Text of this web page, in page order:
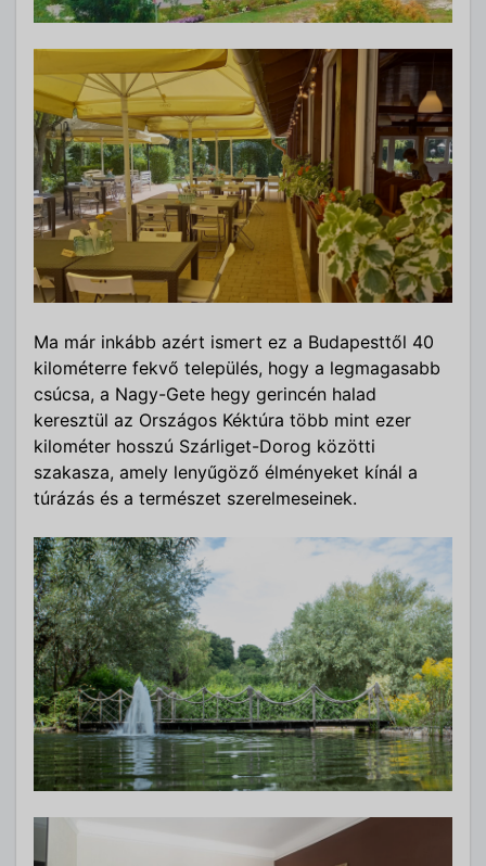
Ma már inkább azért ismert ez a Budapesttől 40
kilométerre fekvő település, hogy a legmagasabb
csúcsa, a Nagy-Gete hegy gerincén halad
keresztül az Országos Kéktúra több mint ezer
kilométer hosszú Szárliget-Dorog közötti
szakasza, amely lenyűgöző élményeket kínál a
túrázás és a természet szerelmeseinek.